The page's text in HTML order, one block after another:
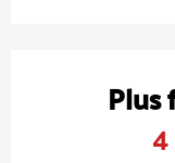
Plus